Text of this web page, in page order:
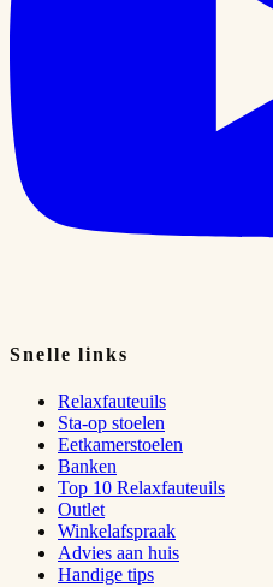
Snelle links
Relaxfauteuils
Sta-op stoelen
Eetkamerstoelen
Banken
Top 10 Relaxfauteuils
Outlet
Winkelafspraak
Advies aan huis
Handige tips